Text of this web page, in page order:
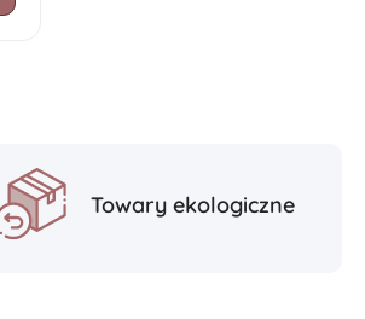
Towary ekologiczne